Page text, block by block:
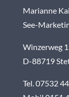
Marianne
See-
Winzerweg 1
D-88719
Tel. 07532